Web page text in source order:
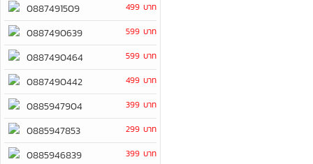
0887491509 499 บาท
0887490639 599 บาท
0887490464 599 บาท
0887490442 499 บาท
0885947904 399 บาท
0885947853 299 บาท
0885946839 399 บาท